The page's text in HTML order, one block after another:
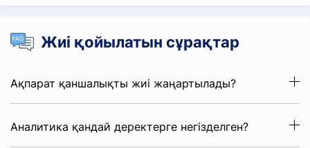
Жиі қойылатын сұрақтар
Ақпарат қаншалықты жиі жаңартылады?
Аналитика қандай деректерге негізделген?